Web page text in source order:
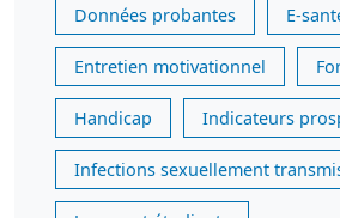
Données probantes E-
Entretien motivationnel
Handicap Indicateurs
Infections sexuellement